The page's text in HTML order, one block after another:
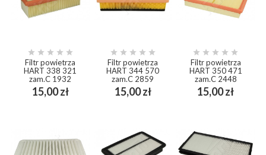
    
Filtr powietrza
HART 338 321
zam.C 1932
15,00 złCena
    
Filtr powietrza
HART 344 570
zam.C 2859
15,00 złCena
    
Filtr powietrza
HART 350 471
zam.C 2448
15,00 złCena